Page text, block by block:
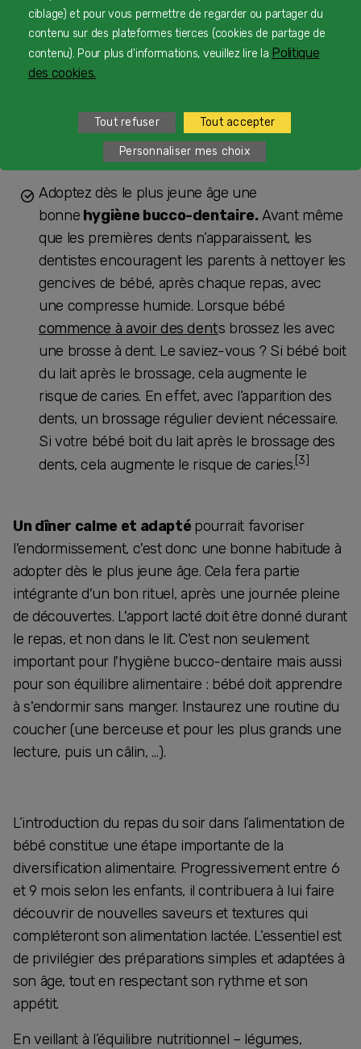
découvrir une grande palette de goûts et faites
petit à petit évoluer les textures pour
développer sa capacité de mastication.
que le sein ou le biberon ne devienne le seul
rituel d’endormissement, afin que votre bébé
apprenne à s’apaiser autrement.
Adoptez dès le plus jeune âge une
bonne hygiène bucco-dentaire. Avant même
que les premières dents n’apparaissent, les
dentistes encouragent les parents à nettoyer les
gencives de bébé, après chaque repas, avec
une compresse humide. Lorsque bébé ​
commence à avoir des dents brossez les avec
une brosse à dent. Le saviez-vous ? Si bébé boit
du lait après le brossage, cela augmente le
risque de caries. En effet, avec l’apparition des
dents, un brossage régulier devient nécessaire.
Si votre bébé boit du lait après le brossage des
dents, cela augmente le risque de caries.[3]
Un dîner calme et adapté pourrait favoriser
l'endormissement, c'est donc une bonne habitude à
adopter dès le plus jeune âge. Cela fera partie
intégrante d'un bon rituel, après une journée pleine
de découvertes. L'apport lacté doit être donné durant
le repas, et non dans le lit. C'est non seulement
important pour l'hygiène bucco-dentaire mais aussi
pour son équilibre alimentaire : bébé doit apprendre
à s'endormir sans manger. Instaurez une routine du
coucher (une berceuse et pour les plus grands une
lecture, puis un câlin, …).
L’introduction du repas du soir dans l’alimentation de
bébé constitue une étape importante de la
diversification alimentaire. Progressivement entre 6
et 9 mois selon les enfants, il contribuera à lui faire
découvrir de nouvelles saveurs et textures qui
compléteront son alimentation lactée. L’essentiel est
de privilégier des préparations simples et adaptées à
son âge, tout en respectant son rythme et son
appétit.
En veillant à l’équilibre nutritionnel – légumes,
ciblage) et pour vous permettre de regarder ou partager du
contenu sur des plateformes tierces (cookies de partage de
contenu). Pour plus d'informations, veuillez lire la Politique
des cookies.
Tout refuser Tout accepter
Personnaliser mes choix